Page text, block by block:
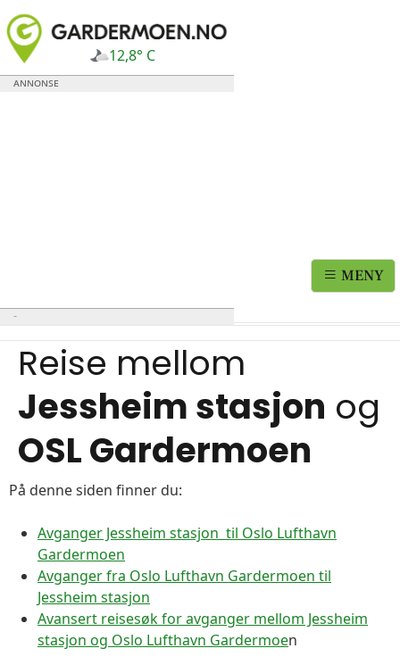
12,8° C
MENY
Reise mellom
Jessheim stasjon og
OSL Gardermoen
På denne siden finner du:
Avganger Jessheim stasjon til Oslo Lufthavn
Gardermoen
Avganger fra Oslo Lufthavn Gardermoen til
Jessheim stasjon
Avansert reisesøk for avganger mellom Jessheim
stasjon og Oslo Lufthavn Gardermoen